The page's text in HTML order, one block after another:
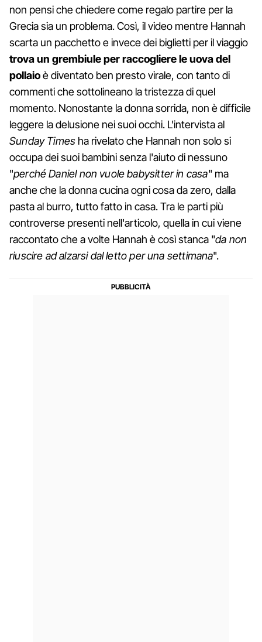
non pensi che chiedere come regalo partire per la
Grecia sia un problema. Così, il video mentre Hannah
scarta un pacchetto e invece dei biglietti per il viaggio
trova un grembiule per raccogliere le uova del
pollaioè diventato ben presto virale, con tanto di
commenti che sottolineano la tristezza di quel
momento. Nonostante la donna sorrida, non è difficile
leggere la delusione nei suoi occhi. L'intervista al
Sunday Times ha rivelato che Hannah non solo si
occupa dei suoi bambini senza l'aiuto di nessuno
"perché Daniel non vuole babysitter in casa" ma
anche che la donna cucina ogni cosa da zero, dalla
pasta al burro, tutto fatto in casa. Tra le parti più
controverse presenti nell'articolo, quella in cui viene
raccontato che a volte Hannah è così stanca "da non
riuscire ad alzarsi dal letto per una settimana".